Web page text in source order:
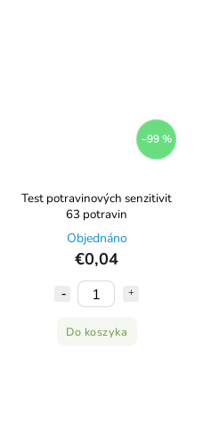
–99 %
Test potravinových senzitivit
63 potravin
Objednáno
€0,04
Do koszyka